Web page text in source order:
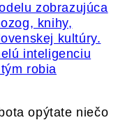
inteligenciu
robia
opýtate niečo